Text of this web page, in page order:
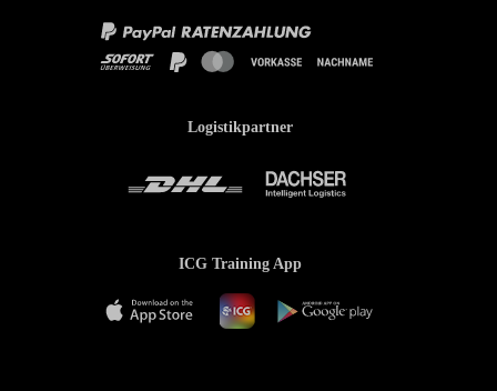
Logistikpartner
ICG Training App